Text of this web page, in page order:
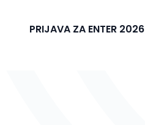
PRIJAVA ZA ENTER 2026